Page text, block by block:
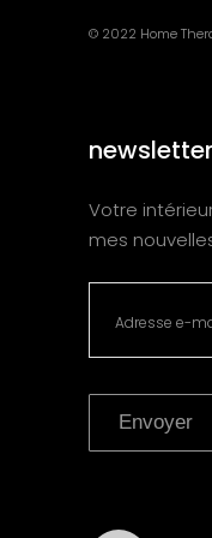
© 2022 Home
newsletter
Votre
mes
Envoyer